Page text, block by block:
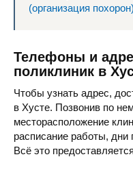
(организация похорон)
Телефоны и
поликлиник в
Чтобы узнать адрес,
в Хусте. Позвонив по
месторасположение
расписание работы,
Всё это